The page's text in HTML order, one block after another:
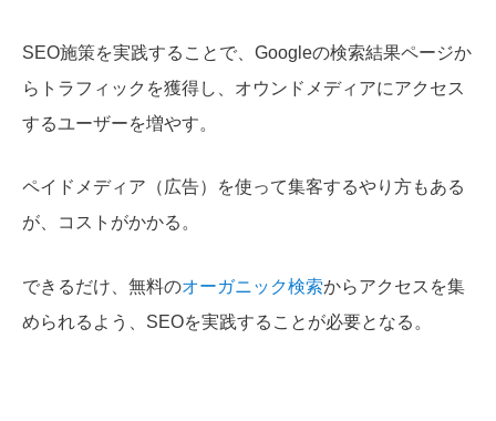
SEO施策を実践することで、Googleの検索結果ページか
らトラフィックを獲得し、オウンドメディアにアクセス
するユーザーを増やす。
ペイドメディア（広告）を使って集客するやり方もある
が、コストがかかる。
できるだけ、無料のオーガニック検索からアクセスを集
められるよう、SEOを実践することが必要となる。